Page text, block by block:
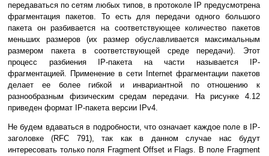
передаваться по сетям любых типов, в протоколе IP предусмотрена
фрагментация пакетов. То есть для передачи одного большого
пакета он разбивается на соответствующее количество пакетов
меньших размеров (их размер обуславливается максимальным
размером пакета в соответствующей среде передачи). Этот
процесс разбиения IP-пакета на части называется IP-
фрагментацией. Применение в сети Internet фрагментации пакетов
делает ее более гибкой и инвариантной по отношению к
разнообразным физическим средам передачи. На рисунке 4.12
приведен формат IP-пакета версии IPv4.
Не будем вдаваться в подробности, что означает каждое поле в IP-
заголовке (RFC 791), так как в данном случае нас будут
интересовать только поля Fragment Offset и Flags. В поле Fragment